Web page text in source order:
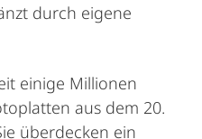
durch eigene
einige Millionen
aus dem 20.
überdecken ein